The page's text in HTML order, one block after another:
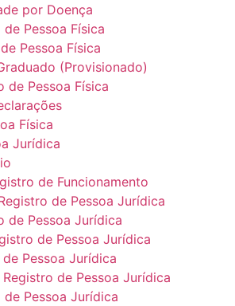
por Doença
Pessoa Física
Pessoa Física
(Provisionado)
de Pessoa Física
Física
Jurídica
de Funcionamento
de Pessoa Jurídica
de Pessoa Jurídica
de Pessoa Jurídica
Pessoa Jurídica
de Pessoa Jurídica
de Pessoa Jurídica